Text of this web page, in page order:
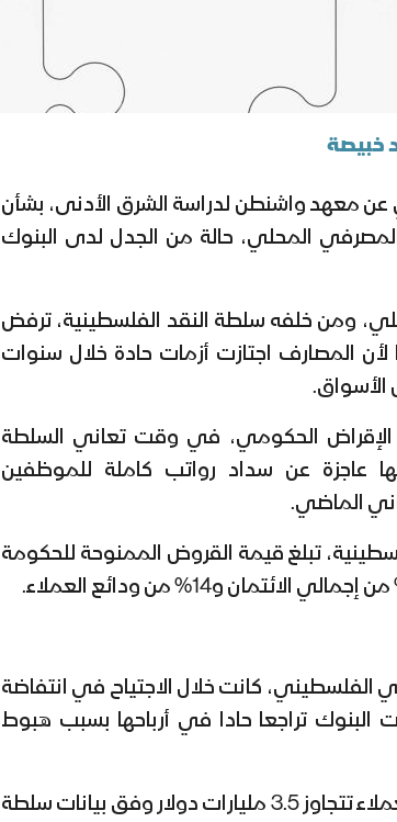
عن معهد واشنطن لدراسة الشرق الأدنى، بشأن
المحلي، حالة من الجدل لدى البنوك
ومن خلفه سلطة النقد الفلسطينية، ترفض
لأن المصارف اجتازت أزمات حادة خلال سنوات
الأسواق.
الإقراض الحكومي، في وقت تعاني السلطة
عاجزة عن سداد رواتب كاملة للموظفين
الماضي.
تبلغ قيمة القروض الممنوحة للحكومة
الفلسطيني، كانت خلال الاجتياح في انتفاضة
حينها سجلت البنوك تراجعا حادا في أرباحها بسبب هبوط
في عام 2002، لم تكن ودائع العملاء تتجاوز 3.5 مليارات دولار وفق بيانات سلطة